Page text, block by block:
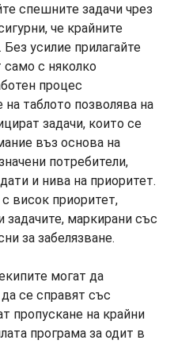
таблото позволява на
задачи, които се
въз основа на
потребители,
и нива на приоритет.
висок приоритет,
задачите, маркирани със
за забелязване.
могат да
се справят със
пропускане на крайни
програма за одит в